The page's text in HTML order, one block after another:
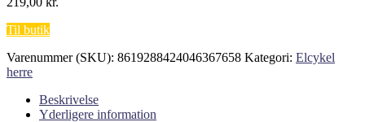
Til butik
Varenummer (SKU): 8619288424046367658 Kategori: Elcykel
herre
Beskrivelse
Yderligere information